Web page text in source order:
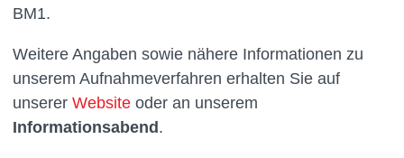
BM1.
Weitere Angaben sowie nähere Informationen zu
unserem Aufnahmeverfahren erhalten Sie auf
unserer Websiteoder an unserem
Informationsabend .